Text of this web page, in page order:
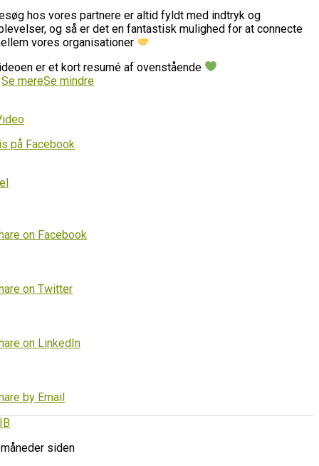
hos vores partnere er altid fyldt med indtryk og
og så er det en fantastisk mulighed for at connecte
vores organisationer
er et kort resumé af ovenstående
Se mereSe mindre
på Facebook
on Facebook
on Twitter
on LinkedIn
by Email
siden